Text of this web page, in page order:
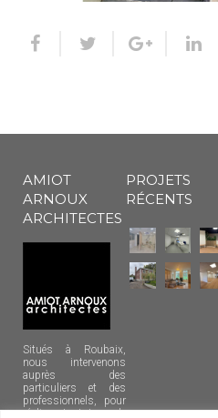
AMIOT
ARNOUX
ARCHITECTES
Situés à Roubaix,
nous intervenons
auprès des
particuliers et des
professionnels, pour
réaliser tout type de
PROJETS
RÉCENTS